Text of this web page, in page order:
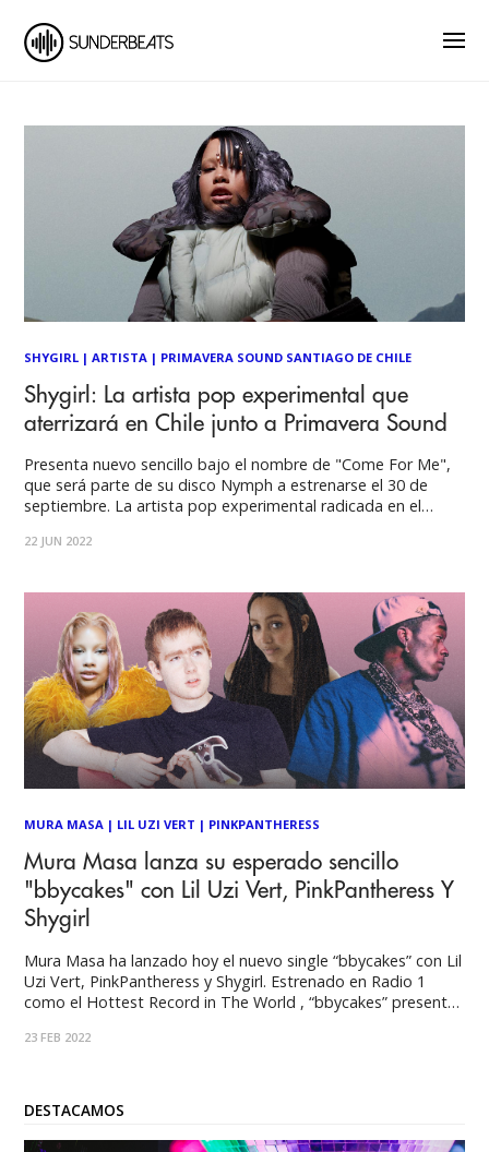
SHYGIRL |ARTISTA | PRIMAVERA SOUND SANTIAGO DE CHILE
Shygirl: La artista pop experimental que
aterrizará en Chile junto a Primavera Sound
Presenta nuevo sencillo bajo el nombre de "Come For Me",
que será parte de su disco Nymph a estrenarse el 30 de
septiembre. La artista pop experimental radicada en el
festival Primavera Sound en Chile, presenta nuevo single:
22 JUN 2022
MURA MASA | LIL UZI VERT | PINKPANTHERESS
Mura Masa lanza su esperado sencillo
"bbycakes" con Lil Uzi Vert, PinkPantheress Y
Shygirl
Mura Masa ha lanzado hoy el nuevo single “bbycakes” con Lil
Uzi Vert, PinkPantheress y Shygirl. Estrenado en Radio 1
como el Hottest Record in The World , “bbycakes” presenta
estudio de Mura Masa, que teasereó al estilo sorpresa justo
23 FEB 2022
DESTACAMOS